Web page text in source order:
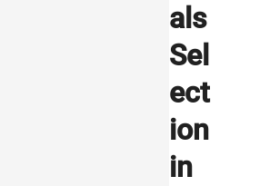
als
Sel
ect
ion
in